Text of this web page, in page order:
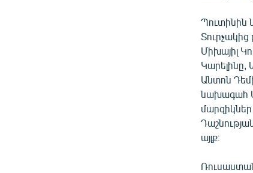
Պուտինին
Միխայիլ
Անտոն
նախագահ
այլք։